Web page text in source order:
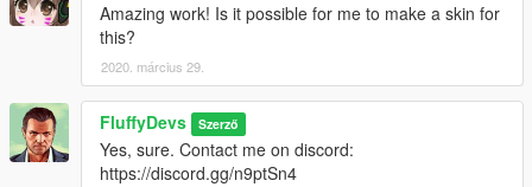
Amazing work! Is it possible for me to make a skin for
this?
2020. március 29.
FluffyDevs Szerző
Yes, sure. Contact me on discord:
https://discord.gg/n9ptSn4